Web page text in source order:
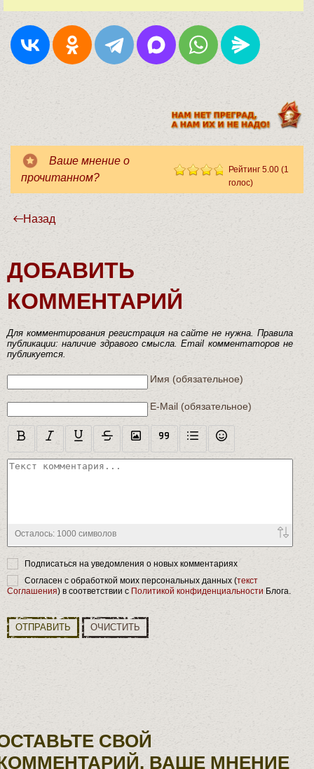
Ваше мнение о
прочитанном?
Рейтинг 5.00 (1
голос)
Назад
ДОБАВИТЬ
КОММЕНТАРИЙ
Для комментирования регистрация на сайте не нужна. Правила
публикации: наличие здравого смысла. Email комментаторов не
публикуется.
Имя (обязательное)
E-Mail (обязательное)
Текст комментария
Осталось: 1000 символов
Подписаться на уведомления о новых комментариях
Согласен с обработкой моих персональных данных (текст
Соглашения) в соответствии с Политикой конфиденциальности Блога.
ОТПРАВИТЬ ОЧИСТИТЬ
СВОЙ
ВАШЕ МНЕНИЕ